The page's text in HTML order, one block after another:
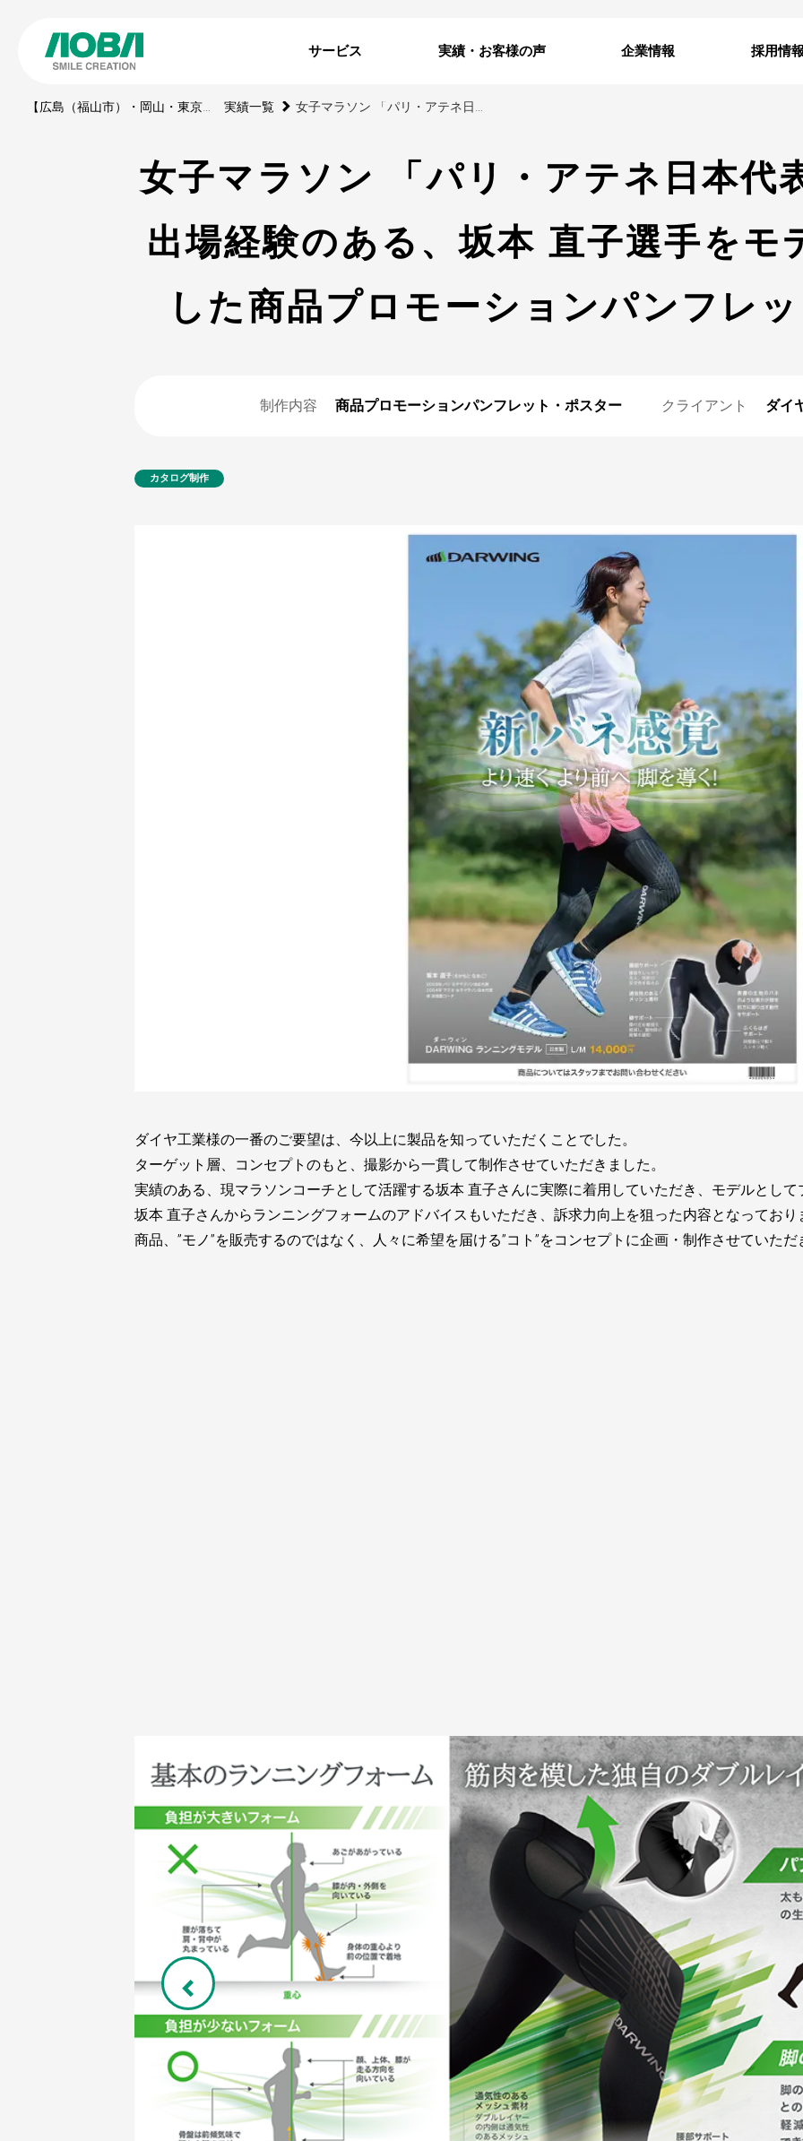
サービス 実績・お客様の声 企業情報 採用情
【広島（福山市）・岡山・東京】印刷・WEBサイト・動画・展示ブース・ノベルティの制作会社 実績一覧 女子マラソン 「パリ・アテネ日本代表選手」 として出場経験のある、坂本 直子選手をモデルとして起用した商品プロモーションパンフレット、ポスター
女子マラソン 「パリ・アテネ日本代
出場経験のある、坂本 直子選手をモ
した商品プロモーションパンフレ
制作内容 商品プロモーションパンフレット・ポスター クライアント ダイ
カタログ制作
ダイヤ工業様の一番のご要望は、今以上に製品を知っていただくことでした。
ターゲット層、コンセプトのもと、撮影から一貫して制作させていただきました。
実績のある、現マラソンコーチとして活躍する坂本 直子さんに実際に着用していただき、モデルとし
坂本 直子さんからランニングフォームのアドバイスもいただき、訴求力向上を狙った内容となっており
商品、”モノ”を販売するのではなく、人々に希望を届ける”コト”をコンセプトに企画・制作させていた
Previous